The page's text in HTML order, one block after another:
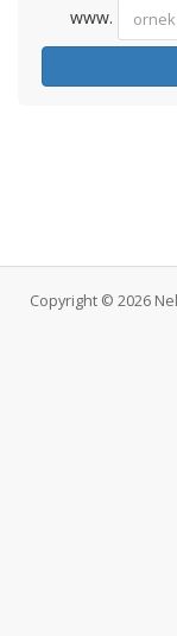
www.
Copyright © 2026